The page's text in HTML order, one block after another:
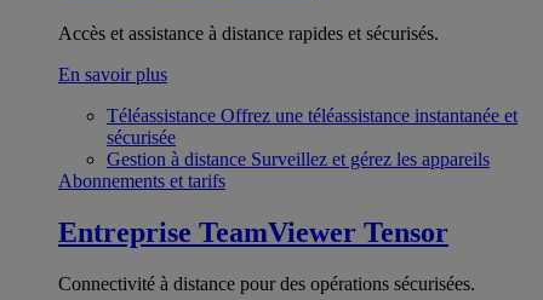
Accès et assistance à distance rapides et sécurisés.
En savoir plus
Téléassistance Offrez une téléassistance instantanée et
sécurisée
Gestion à distance Surveillez et gérez les appareils
Abonnements et tarifs
Entreprise TeamViewer Tensor
Connectivité à distance pour des opérations sécurisées.